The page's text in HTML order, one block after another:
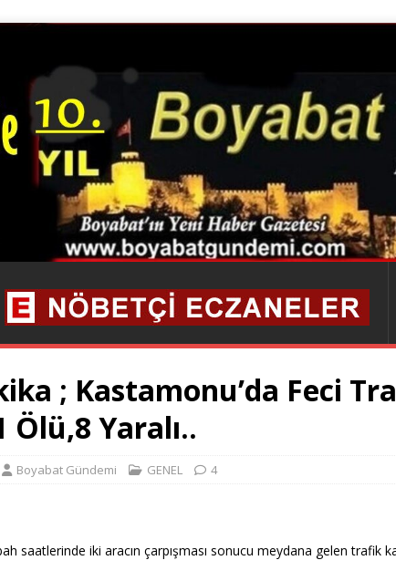
; Kastamonu’da Feci
Ölü,8 Yaralı..
Boyabat Gündemi GENEL 4
saatlerinde iki aracın çarpışması sonucu meydana gelen trafik